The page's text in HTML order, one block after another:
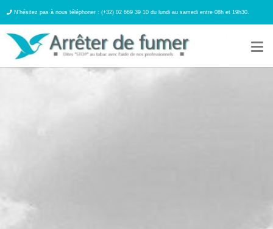
N’hésitez pas à nous téléphoner : (+32) 02 669 39 10 du lundi au samedi entre 08h et 19h30.